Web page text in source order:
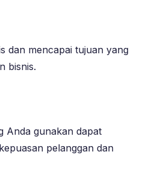
dan mencapai tujuan yang
bisnis.
Anda gunakan dapat
pelanggan dan